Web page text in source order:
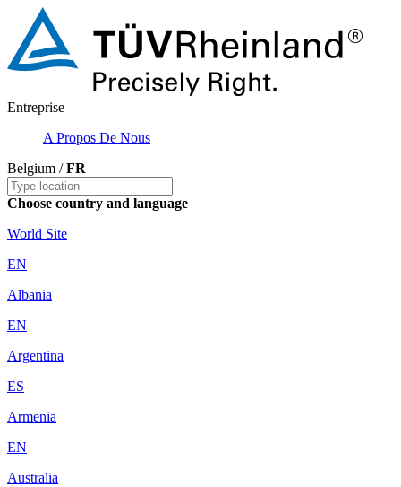
Entreprise
A Propos De Nous
Belgium /FR
Choose country and language
World Site
EN
Albania
EN
Argentina
ES
Armenia
EN
Australia